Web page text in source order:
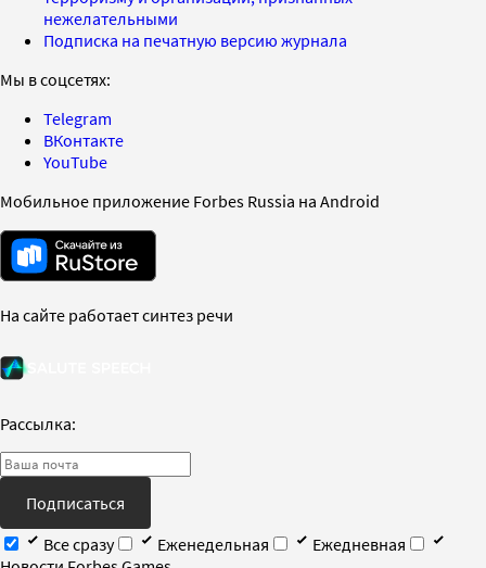
нежелательными
Подписка на печатную версию журнала
Мы в соцсетях:
Telegram
ВКонтакте
YouTube
Мобильное приложение Forbes Russia на Android
На сайте работает синтез речи
Рассылка:
Подписаться
Все сразу
Еженедельная
Ежедневная